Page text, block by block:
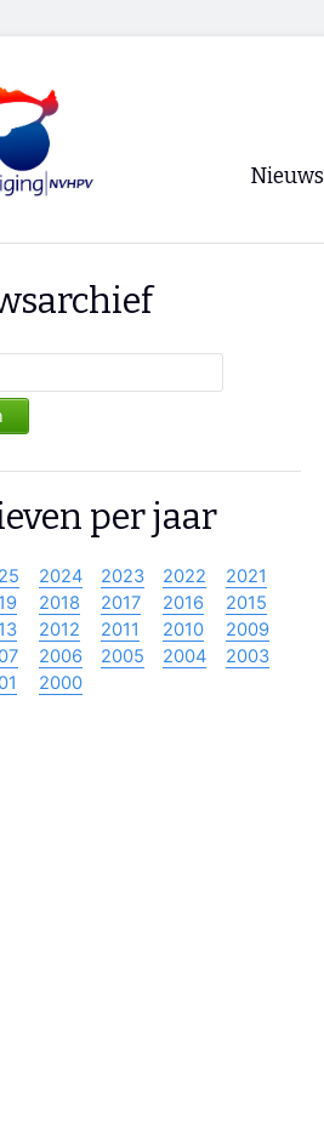
Nieuws
per jaar
2024 2023 2022
2021
2018 2017 2016
2015
2012 2011 2010
2009
2006 2005 2004
2003
2000